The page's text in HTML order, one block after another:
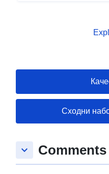
Сходни
keyboard_arrow_down Comments